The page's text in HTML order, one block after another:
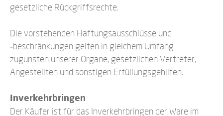
gesetzliche Rückgriffsrechte.
Die vorstehenden Haftungsausschlüsse und
‑beschränkungen gelten in gleichem Umfang
zugunsten unserer Organe, gesetzlichen Vertreter,
Angestellten und sonstigen Erfüllungsgehilfen.
Inverkehrbringen
Der Käufer ist für das Inverkehrbringen der Ware im